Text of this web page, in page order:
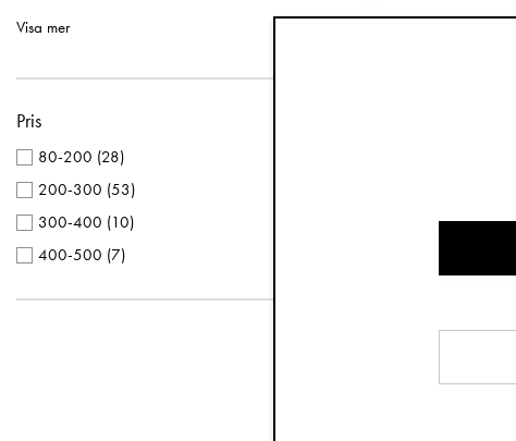
Termosflaskor(2)
Vattenflaska Sugrör 5-pack
Beige
Gul(3)
Terrakotta
Transparent(3
Brun (2)
Lila( 1)
Visa mer
Pris
80-200 (28)
200-300 (53)
300-400 (10)
400-500 (7)